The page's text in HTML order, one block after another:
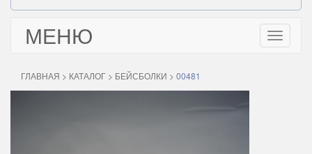
МЕНЮ
Toggle
ГЛАВНАЯ > КАТАЛОГ > БЕЙСБОЛКИ > 00481